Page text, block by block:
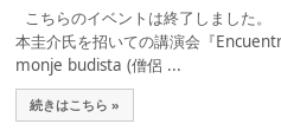
こちらのイベントは終了しました
本圭介氏を招いての講演会『
monje budista (僧侶 ...
続きはこちら »